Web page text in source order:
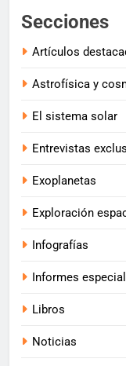
Secciones
Artículos
Astrofísica y
El sistema solar
Entrevistas
Exoplanetas
Exploración
Infografías
Informes
Libros
Noticias